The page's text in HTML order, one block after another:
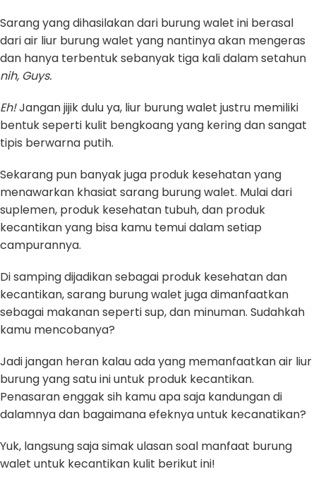
Sarang yang dihasilakan dari burung walet ini berasal
dari air liur burung walet yang nantinya akan mengeras
dan hanya terbentuk sebanyak tiga kali dalam setahun
nih, Guys.
Eh!Jangan jijik dulu ya, liur burung walet justru memiliki
bentuk seperti kulit bengkoang yang kering dan sangat
tipis berwarna putih.
Sekarang pun banyak juga produk kesehatan yang
menawarkan khasiat sarang burung walet. Mulai dari
suplemen, produk kesehatan tubuh, dan produk
kecantikan yang bisa kamu temui dalam setiap
campurannya.
Di samping dijadikan sebagai produk kesehatan dan
kecantikan, sarang burung walet juga dimanfaatkan
sebagai makanan seperti sup, dan minuman. Sudahkah
kamu mencobanya?
Jadi jangan heran kalau ada yang memanfaatkan air liur
burung yang satu ini untuk produk kecantikan.
Penasaran enggak sih kamu apa saja kandungan di
dalamnya dan bagaimana efeknya untuk kecanatikan?
Yuk, langsung saja simak ulasan soal manfaat burung
walet untuk kecantikan kulit berikut ini!